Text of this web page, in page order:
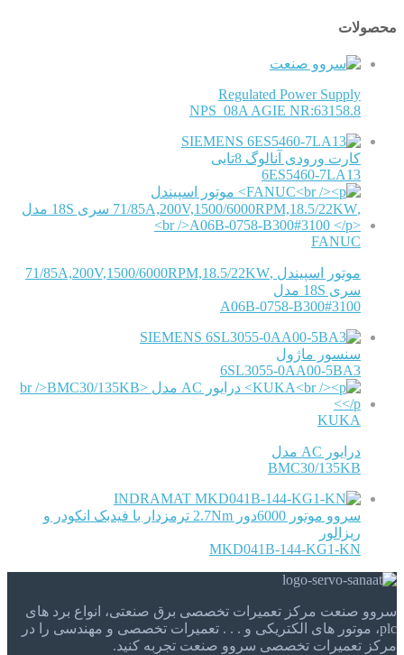
محصولات
Regulated Power Supply
NPS_08A AGIE NR:63158.8
SIEMENS
کارت ورودی آنالوگ 8تایی
6ES5460-7LA13
FANUC
موتور اسپیندل ,71/85A,200V,1500/6000RPM,18.5/22KW
سری 18S مدل
A06B-0758-B300#3100
SIEMENS
سنسور ماژول
6SL3055-0AA00-5BA3
KUKA
درایور AC مدل
BMC30/135KB
INDRAMAT
سروو موتور 6000دور 2.7Nm ترمزدار با فیدبک انکودر و
ریزالور
MKD041B-144-KG1-KN
سروو صنعت مرکز تعمیرات تخصصی برق صنعتی، انواع برد های
plc، موتور های الکتریکی و . . . تعمیرات تخصصی و مهندسی را در
مرکز تعمیرات تخصصی سروو صنعت تجربه کنید.